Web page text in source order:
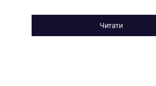
Читати